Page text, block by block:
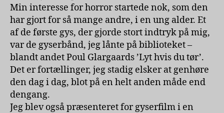
Min interesse for horror startede nok, som den
har gjort for så mange andre, i en ung alder. Et
af de første gys, der gjorde stort indtryk på mig,
var de gyserbånd, jeg lånte på biblioteket –
blandt andet Poul Glargaards ’Lyt hvis du tør’.
Det er fortællinger, jeg stadig elsker at genhøre
den dag i dag, blot på en helt anden måde end
dengang.
Jeg blev også præsenteret for gyserfilm i en